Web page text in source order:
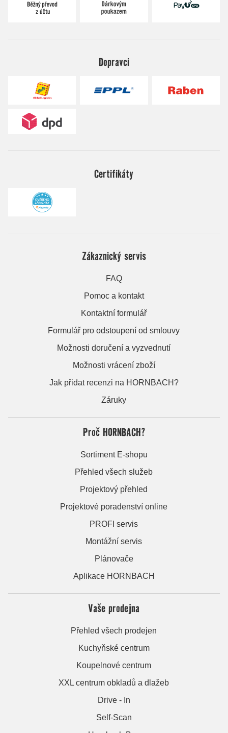
Dopravci
Certifikáty
Zákaznický servis
FAQ
Pomoc a kontakt
Kontaktní formulář
Formulář pro odstoupení od smlouvy
Možnosti doručení a vyzvednutí
Možnosti vrácení zboží
Jak přidat recenzi na HORNBACH?
Záruky
Proč HORNBACH?
Sortiment E-shopu
Přehled všech služeb
Projektový přehled
Projektové poradenství online
PROFI servis
Montážní servis
Plánovače
Aplikace HORNBACH
Vaše prodejna
Přehled všech prodejen
Kuchyňské centrum
Koupelnové centrum
XXL centrum obkladů a dlažeb
Drive - In
Self-Scan